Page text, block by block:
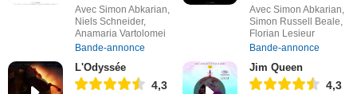
Avec Simon Abkarian,
Niels Schneider,
Anamaria Vartolomei
Bande-annonce
Avec Simon Abkarian,
Simon Russell Beale,
Florian Lesieur
Bande-annonce
L'Odyssée
4,3
Jim Queen
4,3